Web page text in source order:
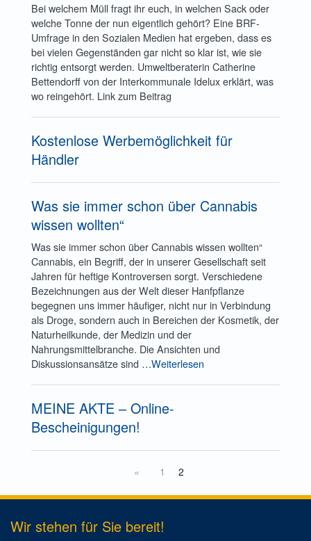
Bei welchem Müll fragt ihr euch, in welchen Sack oder
welche Tonne der nun eigentlich gehört? Eine BRF-
Umfrage in den Sozialen Medien hat ergeben, dass es
bei vielen Gegenständen gar nicht so klar ist, wie sie
richtig entsorgt werden. Umweltberaterin Catherine
Bettendorff von der Interkommunale Idelux erklärt, was
wo reingehört. Link zum Beitrag
Kostenlose Werbemöglichkeit für
Händler
Was sie immer schon über Cannabis
wissen wollten“
Was sie immer schon über Cannabis wissen wollten“
Cannabis, ein Begriff, der in unserer Gesellschaft seit
Jahren für heftige Kontroversen sorgt. Verschiedene
Bezeichnungen aus der Welt dieser Hanfpflanze
begegnen uns immer häufiger, nicht nur in Verbindung
als Droge, sondern auch in Bereichen der Kosmetik, der
Naturheilkunde, der Medizin und der
Nahrungsmittelbranche. Die Ansichten und
Diskussionsansätze sind …Weiterlesen
MEINE AKTE – Online-
Bescheinigungen!
« 1 2
Wir stehen für Sie bereit!